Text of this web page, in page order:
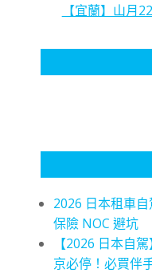
【宜蘭】山月
2026 日本租車
保險 NOC 避坑
【2026 日本自
京必停！必買伴